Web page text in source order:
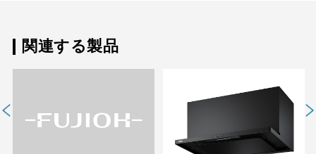
関連する製品